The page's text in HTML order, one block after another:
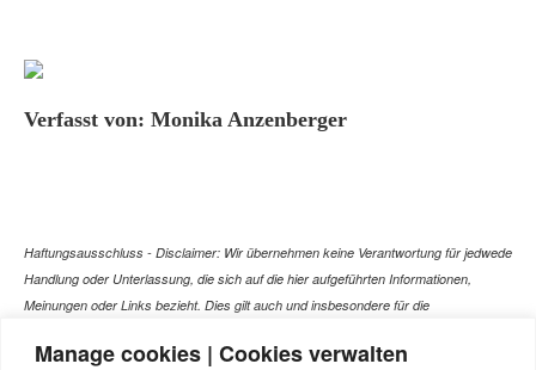
Manage cookies | Cookies verwalten
Verfasst von: Monika Anzenberger
Haftungsausschluss - Disclaimer: Wir übernehmen keine Verantwortung für jedwede
Handlung oder Unterlassung, die sich auf die hier aufgeführten Informationen,
Meinungen oder Links bezieht. Dies gilt auch und insbesondere für die
Gespräch mit dem Arzt Ihres Vertrauens darstellen können. Bei den Texten auf